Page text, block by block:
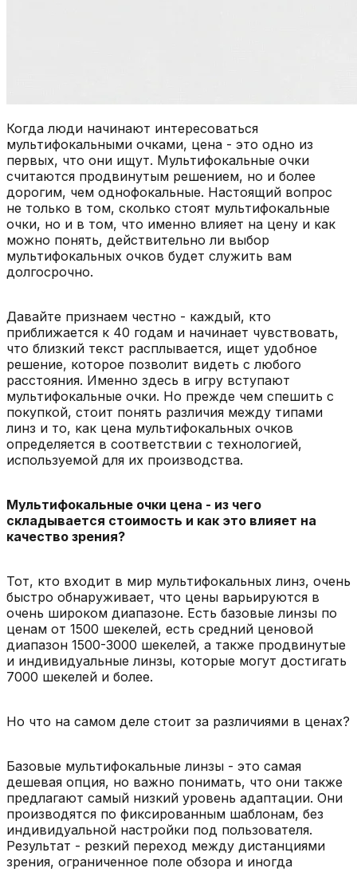
Когда люди начинают интересоваться
мультифокальными очками, цена - это одно из
первых, что они ищут. Мультифокальные очки
считаются продвинутым решением, но и более
дорогим, чем однофокальные. Настоящий вопрос
не только в том, сколько стоят мультифокальные
очки, но и в том, что именно влияет на цену и как
можно понять, действительно ли выбор
мультифокальных очков будет служить вам
долгосрочно.
Давайте признаем честно - каждый, кто
приближается к 40 годам и начинает чувствовать,
что близкий текст расплывается, ищет удобное
решение, которое позволит видеть с любого
расстояния. Именно здесь в игру вступают
мультифокальные очки. Но прежде чем спешить с
покупкой, стоит понять различия между типами
линз и то, как цена мультифокальных очков
определяется в соответствии с технологией,
используемой для их производства.
Мультифокальные очки цена - из чего
складывается стоимость и как это влияет на
качество зрения?
Тот, кто входит в мир мультифокальных линз, очень
быстро обнаруживает, что цены варьируются в
очень широком диапазоне. Есть базовые линзы по
ценам от 1500 шекелей, есть средний ценовой
диапазон 1500-3000 шекелей, а также продвинутые
и индивидуальные линзы, которые могут достигать
7000 шекелей и более.
Но что на самом деле стоит за различиями в ценах?
Базовые мультифокальные линзы - это самая
дешевая опция, но важно понимать, что они также
предлагают самый низкий уровень адаптации. Они
производятся по фиксированным шаблонам, без
индивидуальной настройки под пользователя.
Результат - резкий переход между дистанциями
зрения, ограниченное поле обзора и иногда